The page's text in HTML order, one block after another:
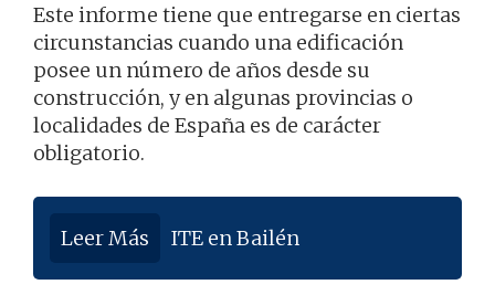
Este informe tiene que entregarse en ciertas
circunstancias cuando una edificación
posee un número de años desde su
construcción, y en algunas provincias o
localidades de España es de carácter
obligatorio.
Leer Más ITE en Bailén